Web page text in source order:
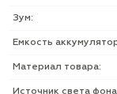
Зум:
Емкость
Материал товара:
Источник света